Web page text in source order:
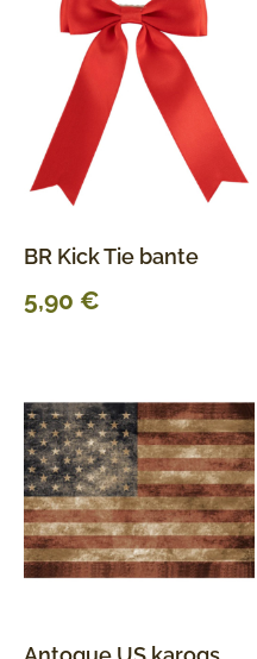
BR Kick Tie bante
5,90 €